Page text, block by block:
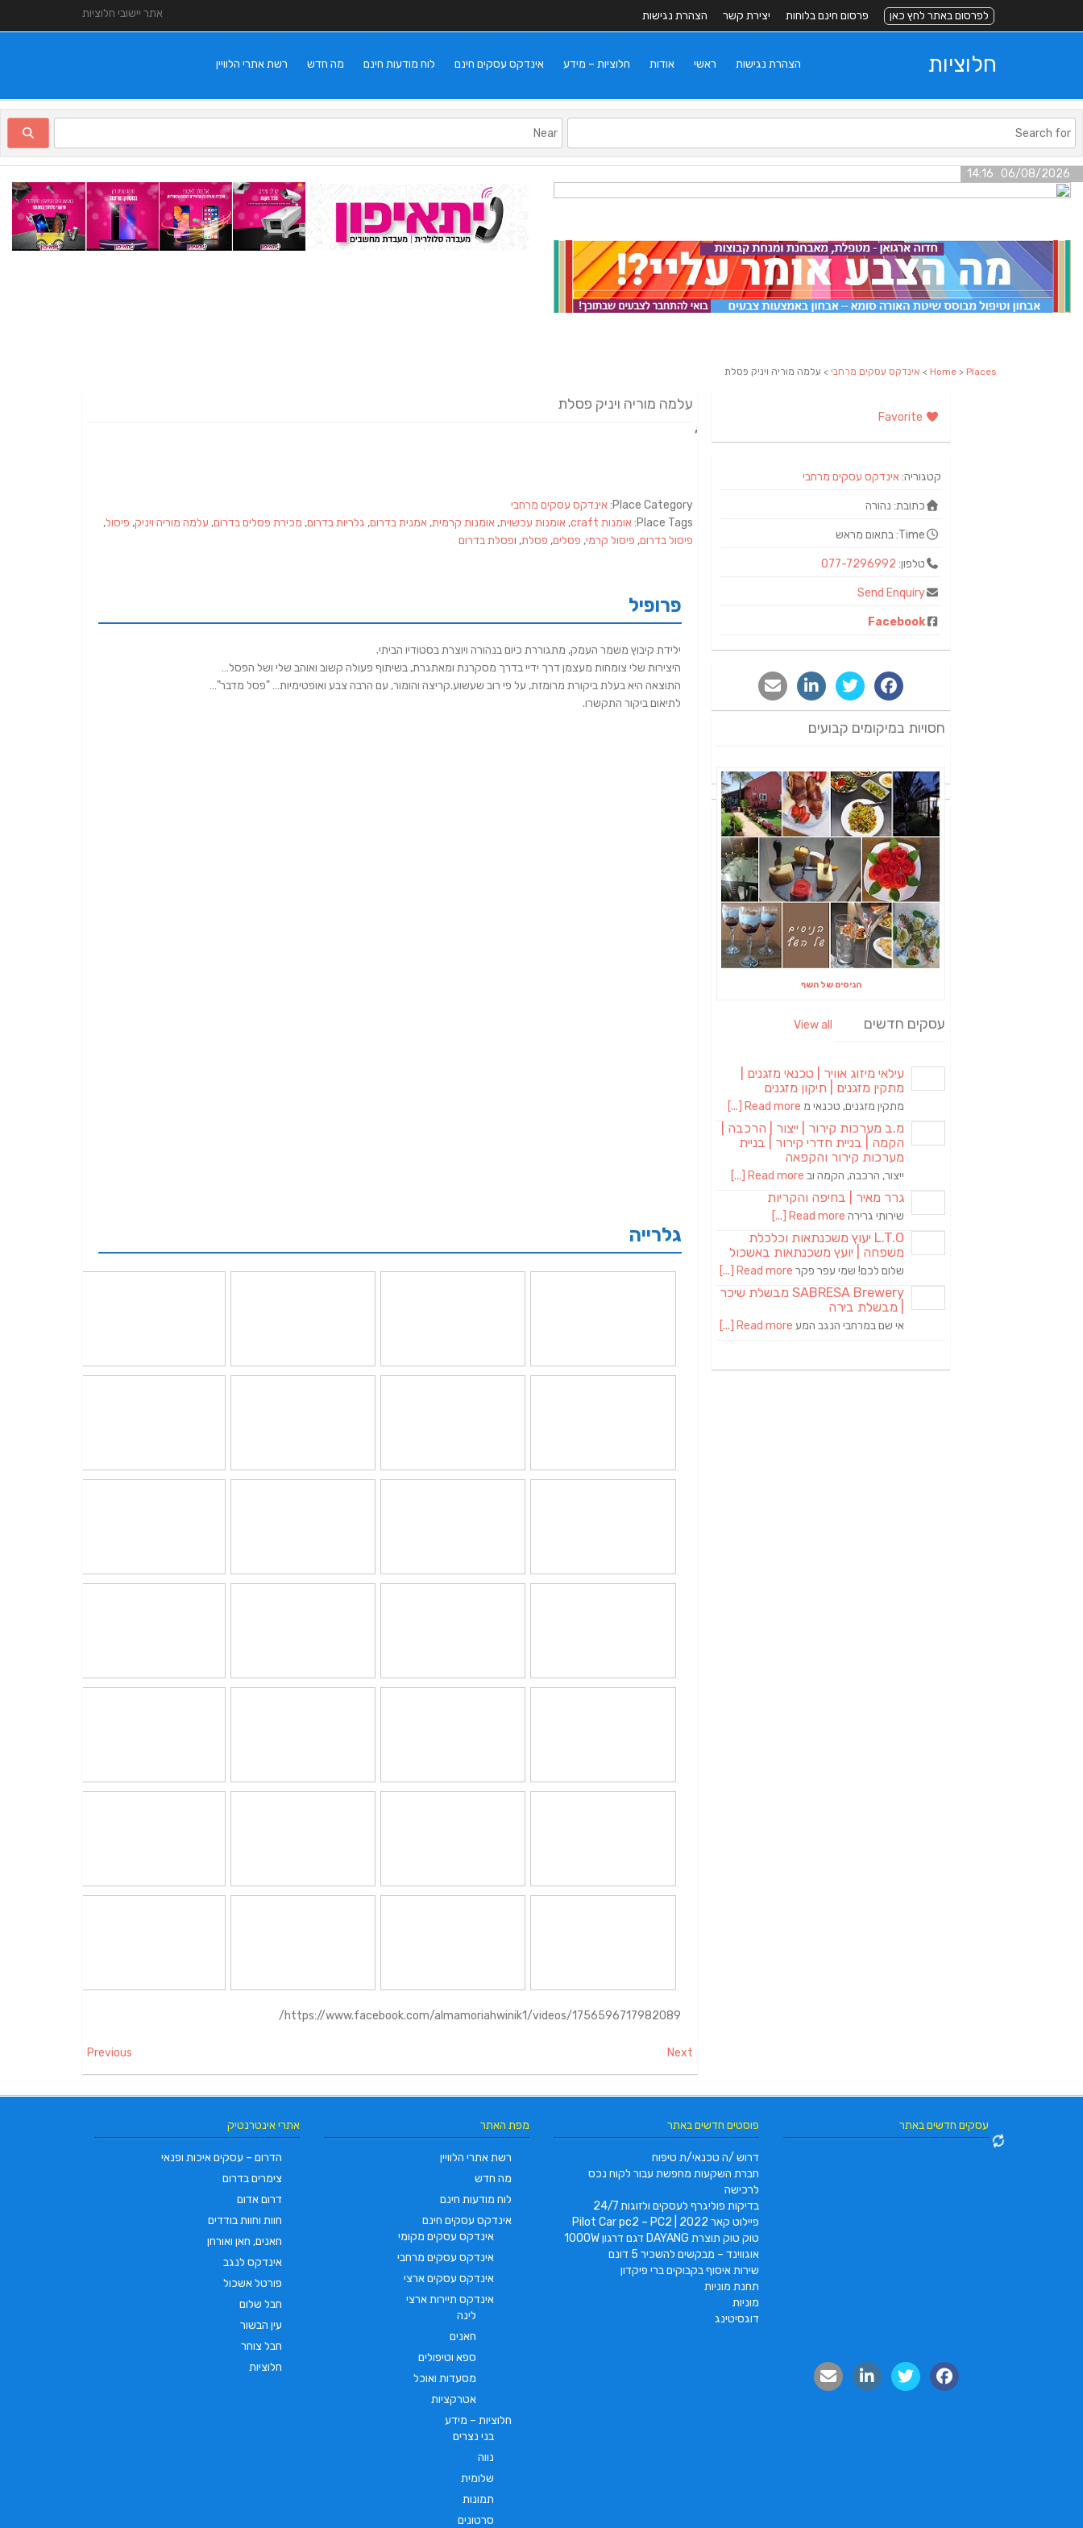
אתר יישובי חלוציות לפרסום באתר לחץ כאן פרסום חינם בלוחות יצירת קשר הצהרת נגישות
חלוציות רשת אתרי הלוויין מה חדש לוח מודעות חינם אינדקס עסקים חינם חלוציות – מידע אודות ראשי הצהרת נגישות
06/08/2026 14:16
Home > Places
> אינדקס עסקים מרחבי > עלמה מוריה ויניק פסלת
עלמה מוריה ויניק פסלת
Place Category: אינדקס עסקים מרחבי
Place Tags: אומנות craft ,אומנות עכשוית,אומנות קרמית,אמנית בדרום, גלריות בדרום, מכירת פסלים בדרום, עלמה מוריה ויניק, פיסול,
פיסול בדרום, פיסול קרמי, פסלים, פסלת, ופסלת בדרום
פרופיל
ילידת קיבוץ משמר העמק, מתגוררת כיום בנהורה ויוצרת בסטודיו הביתי.
היצירות שלי צומחות מעצמן דרך ידיי בדרך מסקרנת ומאתגרת, בשיתוף פעולה קשוב ואוהב שלי ושל הפסל…
התוצאה היא בעלת ביקורת מרומזת, על פי רוב שעשוע.קריצה והומור, עם הרבה צבע ואופטימיות… "פסל מדבר"…
לתיאום ביקור התקשרו.
גלרייה
https://www.facebook.com/almamoriahwinik1/videos/1756596717982089/
Previous Next
קטגוריה:אינדקס עסקים מרחבי
כתובת: נהורה
Time: בתאום מראש
טלפון: 077-7296992
Send Enquiry
Facebook
חסויות במיקומים קבועים
הניסים של השף
עסקים חדשים View all
עילאי מיזוג אוויר | טכנאי מזגנים |
מתקין מזגנים | תיקון מזגנים
מתקין מזגנים, טכנאי מ Read more [...]
מ.ב מערכות קירור | ייצור | הרכבה |
הקמה | בניית חדרי קירור | בניית
מערכות קירור והקפאה
ייצור, הרכבה, הקמה וב Read more [...]
גרר מאיר | בחיפה והקריות
שירותי גרירה Read more [...]
L.T.O יעוץ משכנתאות וכלכלת
משפחה | יועץ משכנתאות באשכול
שלום לכם! שמי עפר פקר Read more [...]
SABRESA Brewery מבשלת שיכר
| מבשלת בירה
אי שם במרחבי הנגב המע Read more [...]
אתרי אינטרנטיק
הדרום – עסקים איכות ופנאי
צימרים בדרום
דרום אדום
חוות וחוות בודדים
חאנים, חאן ואורחן
אינדקס לנגב
פורטל אשכול
חבל שלום
עין הבשור
חבל צוחר
חלוציות
מפת האתר
רשת אתרי הלוויין
מה חדש
לוח מודעות חינם
אינדקס עסקים חינם
אינדקס עסקים מקומי
אינדקס עסקים מרחבי
אינדקס עסקים ארצי
אינדקס תיירות ארצי
לינה
חאנים
ספא וטיפולים
מסעדות ואוכל
אטרקציות
חלוציות – מידע
בני נצרים
נווה
שלומית
תמונות
סרטונים
פוסטים חדשים באתר
דרוש /ה טכנאי/ת טיפוח
חברת השקעות מחפשת עבור לקוח נכס
לרכישה
בדיקות פוליגרף לעסקים ולזוגות 24/7
פיילוט קאר 2022 | Pilot Car pc2 – PC2
טוק טוק תוצרת DAYANG דגם דרגון 1000W
אוגווינד – מבקשים להשכיר 5 דונם
שירות איסוף בקבוקים ברי פיקדון
תחנת מוניות
מוניות
דוגסיטינג
עסקים חדשים באתר